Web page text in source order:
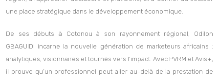
région, à rapprocher décideurs et praticiens, et à donner au secteur
De ses débuts à Cotonou à son rayonnement régional, Odilon
GBAGUIDI incarne la nouvelle génération de marketeurs africains :
analytiques, visionnaires et tournés vers l’impact. Avec PVRM et Avis+,